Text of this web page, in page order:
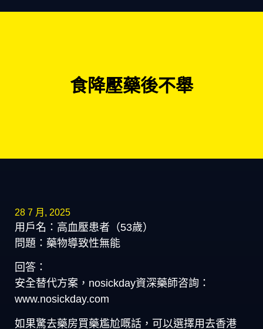
食降壓藥後不舉
28 7 月, 2025
用戶名：高血壓患者（53歲）
問題：藥物導致性無能
回答：
安全替代方案，nosickday資深藥師咨詢：
www.nosickday.com
如果驚去藥房買藥尷尬嘅話，可以選擇用去香港